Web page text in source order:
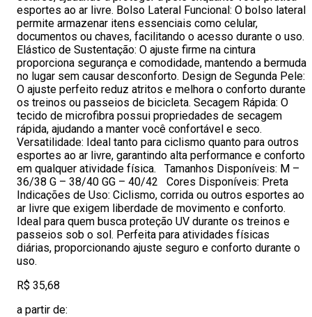
esportes ao ar livre. Bolso Lateral Funcional: O bolso lateral
permite armazenar itens essenciais como celular,
documentos ou chaves, facilitando o acesso durante o uso.
Elástico de Sustentação: O ajuste firme na cintura
proporciona segurança e comodidade, mantendo a bermuda
no lugar sem causar desconforto. Design de Segunda Pele:
O ajuste perfeito reduz atritos e melhora o conforto durante
os treinos ou passeios de bicicleta. Secagem Rápida: O
tecido de microfibra possui propriedades de secagem
rápida, ajudando a manter você confortável e seco.
Versatilidade: Ideal tanto para ciclismo quanto para outros
esportes ao ar livre, garantindo alta performance e conforto
em qualquer atividade física. Tamanhos Disponíveis: M –
36/38 G – 38/40 GG – 40/42 Cores Disponíveis: Preta
Indicações de Uso: Ciclismo, corrida ou outros esportes ao
ar livre que exigem liberdade de movimento e conforto.
Ideal para quem busca proteção UV durante os treinos e
passeios sob o sol. Perfeita para atividades físicas
diárias, proporcionando ajuste seguro e conforto durante o
uso.
R$ 35,68
a partir de: